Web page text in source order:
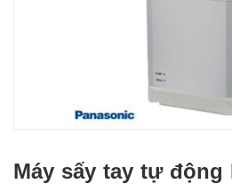
Máy sấy tay tự động